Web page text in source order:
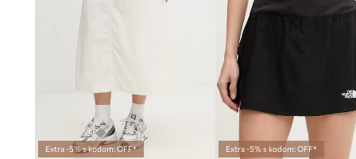
Extra -5% s kodom: OFF* Extra -5% s kodom: OFF*